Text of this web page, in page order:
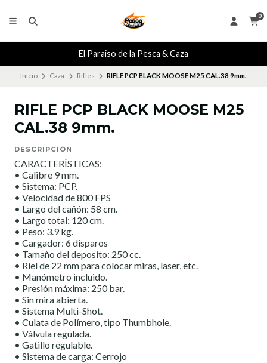
0
El Paraiso de la Pesca & Caza
Inicio Caza Rifles RIFLE PCP BLACK MOOSE M25 CAL.38 9mm.
RIFLE PCP BLACK MOOSE M25
CAL.38 9mm.
DESCRIPCIÓN
CARACTERÍSTICAS:
• Calibre 9 mm.
• Sistema: PCP.
• Velocidad de 800 FPS
• Largo del cañón: 58 cm.
• Largo total: 120 cm.
• Peso: 3.9 kg.
• Cargador: 6 disparos
• Tamaño del deposito: 250 cc.
• Riel de 22 mm para colocar miras, laser, etc.
• Manómetro incluido.
• Presión máxima: 250 bar.
• Sin mira abierta.
• Sistema Multi-Shot.
• Culata de Polímero, tipo Thumbhole.
• Válvula regulada.
• Gatillo regulable.
• Sistema de carga: Cerrojo